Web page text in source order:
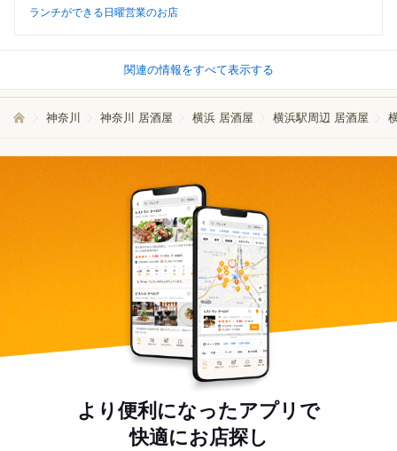
ランチができる日曜営業のお店
関連の情報をすべて表示する
神奈川 神奈川 居酒屋 横浜 居酒屋 横浜駅周辺 居酒屋
より便利になったアプリで
快適にお店探し